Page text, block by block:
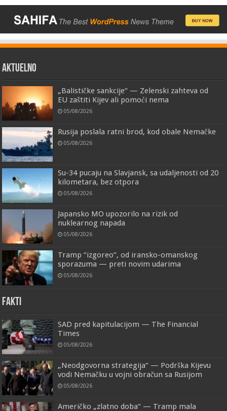
AKTUELNO
„Balističke sankcije“ — Zelenski zahteva od
EU zaštiti Kijev ali pomoći nema
05/08/2026
Rusija poslala ratni brod, kod obale Nemačke
05/08/2026
Su-34 pucaju na Slavjansk, sa udaljenosti od 20
kilometara, bez otpora
05/08/2026
Japansko MO upozorilo na rizik od
nuklearnog napada
05/08/2026
Tramp “izgoreo”, od iransko-omanskog
sporazuma — preti novim udarima
05/08/2026
FAKTI
SAD pred kapitulacijom — The Financial
Times
05/08/2026
„Neodgovorna strategija“ — Podrška Kijevu
vodi Nemačku u vojni obračun sa Rusijom
05/08/2026
Američko „zlatno doba“ — Tramp mala